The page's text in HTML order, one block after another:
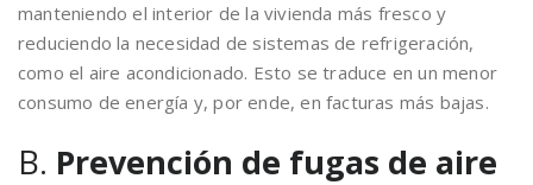
manteniendo el interior de la vivienda más fresco y
reduciendo la necesidad de sistemas de refrigeración,
como el aire acondicionado. Esto se traduce en un menor
consumo de energía y, por ende, en facturas más bajas.
B. Prevención de fugas de aire